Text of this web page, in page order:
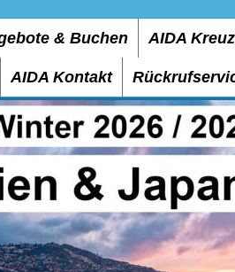
& Buchen AIDA
AIDA Kontakt